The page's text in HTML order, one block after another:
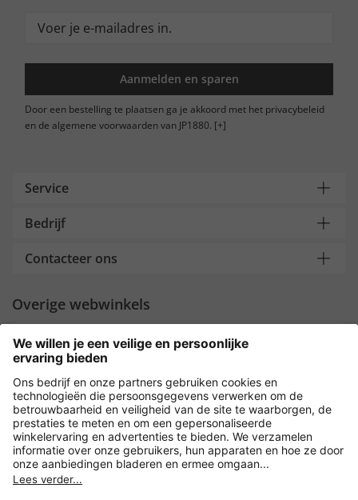
Aanmelden en sparen
Door een bestelling te plaatsen ga je akkoord met het privacybeleid
en de algemene voorwaarden van JP1880. [+]
Service
Bedrijf
Contacteer ons
Overige webwinkels
Nederland
Payment and Delivery
Versleuteling met